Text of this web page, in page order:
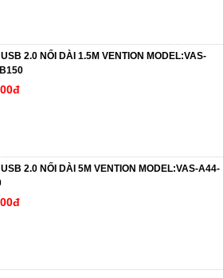
2.0 NỐI DÀI 1.5M VENTION MODEL:VAS-
2.0 NỐI DÀI 5M VENTION MODEL:VAS-A44-